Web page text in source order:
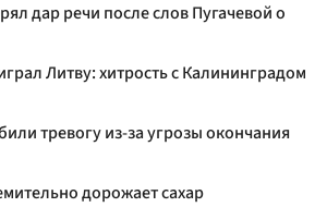
дар речи после слов Пугачевой о
Литву: хитрость с Калининградом
тревогу из-за угрозы окончания
дорожает сахар